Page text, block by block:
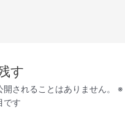
す
されることはありません。 ※
です